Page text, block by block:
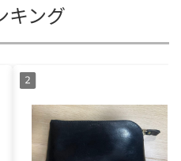
キング